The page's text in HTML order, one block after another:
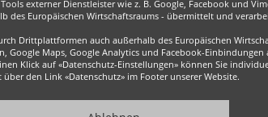
externer Dienstleister wie z. B. Google, Facebook und
des Europäischen Wirtschaftsraums - übermittelt und
Drittplattformen auch außerhalb des Europäischen
Google Maps, Google Analytics und Facebook-Einbindungen
Klick auf «Datenschutz-Einstellungen» können Sie
den Link «Datenschutz» im Footer unserer Website.